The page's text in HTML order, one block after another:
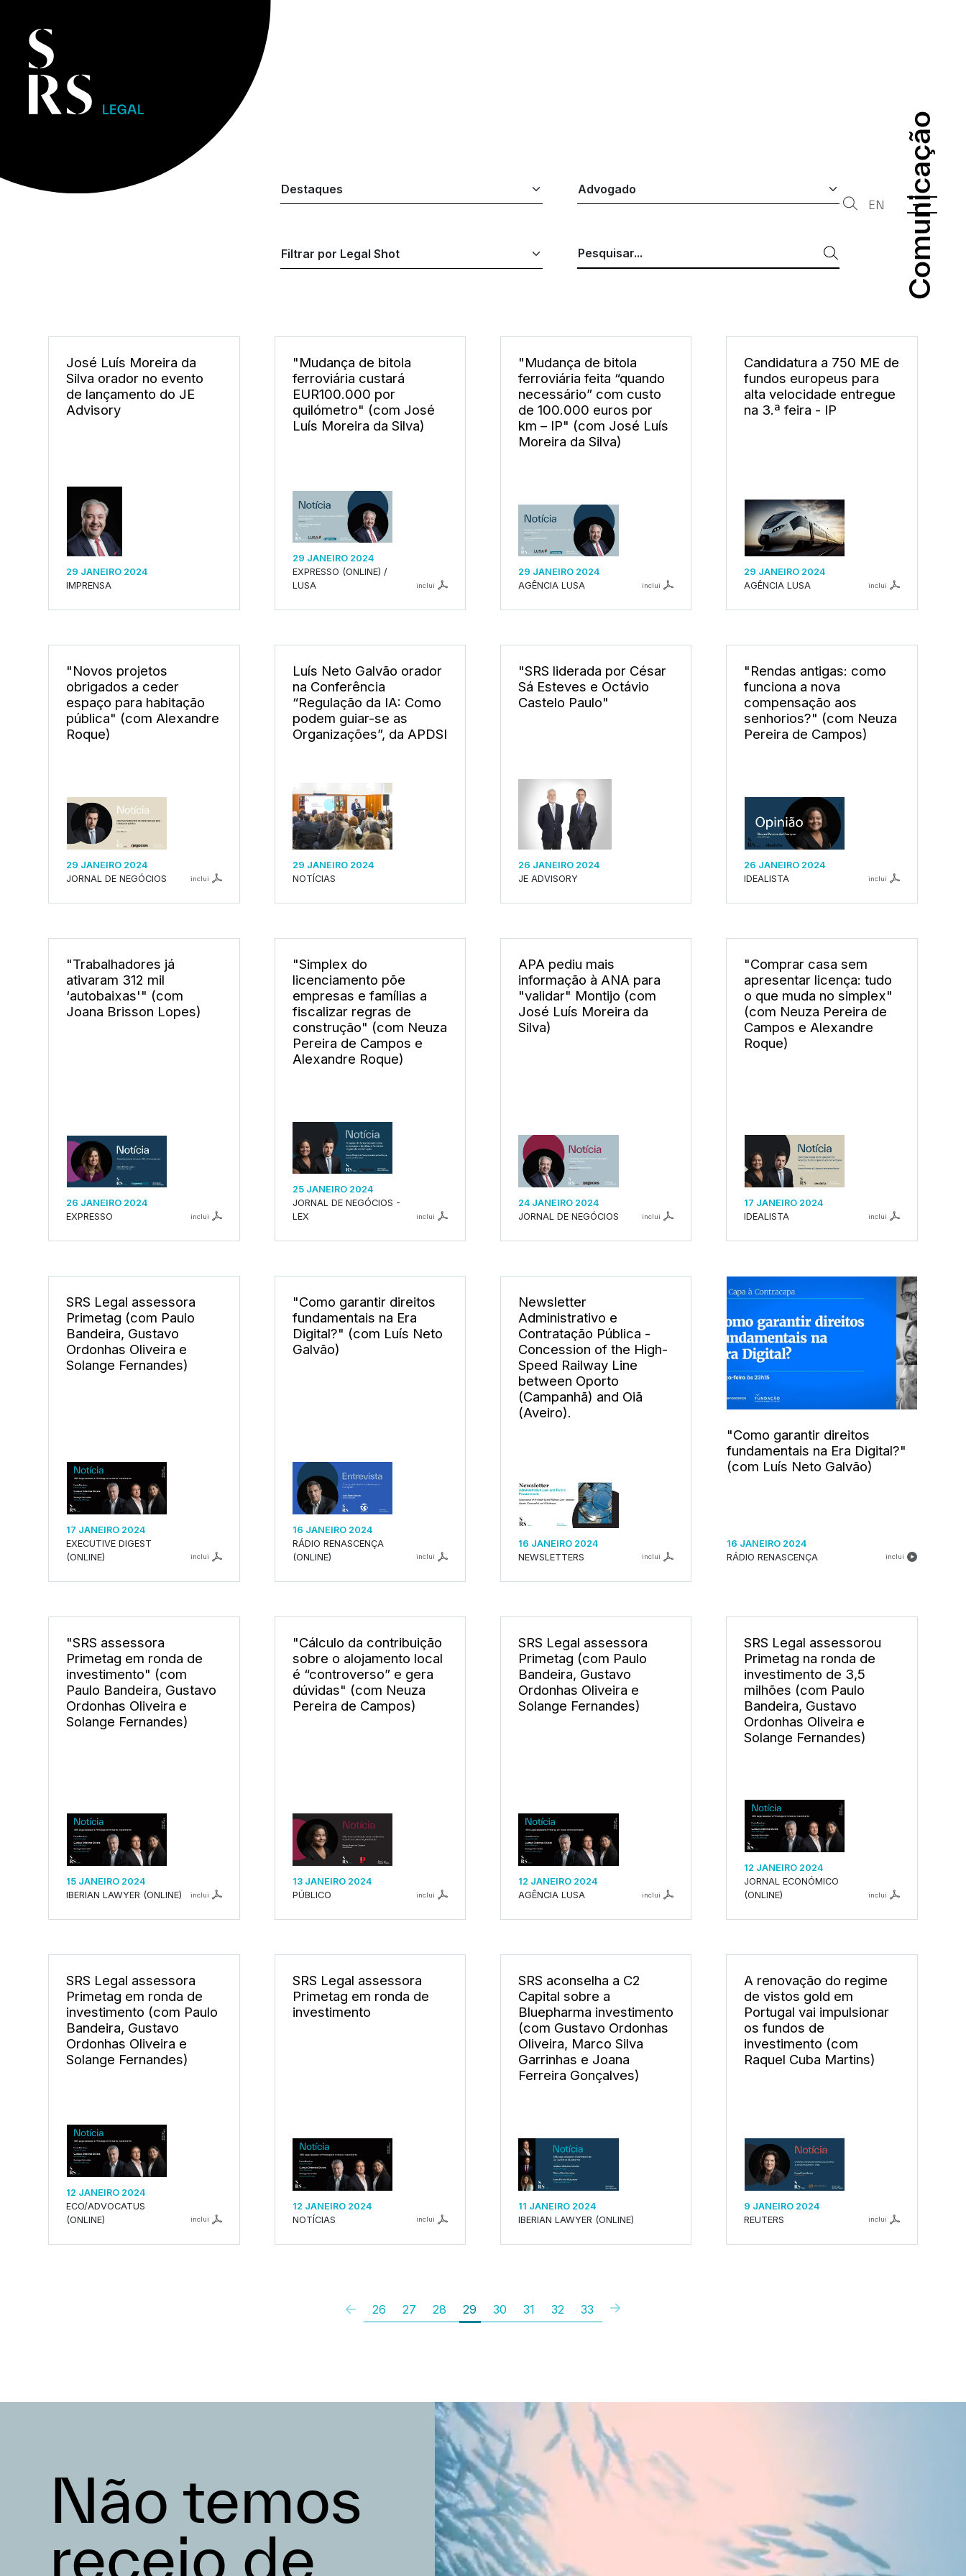
Comunicação
Comunicação
EN
José Luís Moreira da
Silva orador no evento
de lançamento do JE
Advisory
29 JANEIRO 2024
IMPRENSA
"Mudança de bitola
ferroviária custará
EUR100.000 por
quilómetro" (com José
Luís Moreira da Silva)
29 JANEIRO 2024
EXPRESSO (ONLINE) /
LUSA
inclui
"Mudança de bitola
ferroviária feita “quando
necessário” com custo
de 100.000 euros por
km – IP" (com José Luís
Moreira da Silva)
29 JANEIRO 2024
AGÊNCIA LUSA
inclui
Candidatura a 750 ME de
fundos europeus para
alta velocidade entregue
na 3.ª feira - IP
29 JANEIRO 2024
AGÊNCIA LUSA
inclui
"Novos projetos
obrigados a ceder
espaço para habitação
pública" (com Alexandre
Roque)
29 JANEIRO 2024
JORNAL DE NEGÓCIOS
inclui
Luís Neto Galvão orador
na Conferência
“Regulação da IA: Como
podem guiar-se as
Organizações”, da APDSI
29 JANEIRO 2024
NOTÍCIAS
"SRS liderada por César
Sá Esteves e Octávio
Castelo Paulo"
26 JANEIRO 2024
JE ADVISORY
"Rendas antigas: como
funciona a nova
compensação aos
senhorios?" (com Neuza
Pereira de Campos)
26 JANEIRO 2024
IDEALISTA
inclui
"Trabalhadores já
ativaram 312 mil
‘autobaixas'" (com
Joana Brisson Lopes)
26 JANEIRO 2024
EXPRESSO
inclui
"Simplex do
licenciamento põe
empresas e famílias a
fiscalizar regras de
construção" (com Neuza
Pereira de Campos e
Alexandre Roque)
25 JANEIRO 2024
JORNAL DE NEGÓCIOS -
LEX
inclui
APA pediu mais
informação à ANA para
"validar" Montijo (com
José Luís Moreira da
Silva)
24 JANEIRO 2024
JORNAL DE NEGÓCIOS
inclui
"Comprar casa sem
apresentar licença: tudo
o que muda no simplex"
(com Neuza Pereira de
Campos e Alexandre
Roque)
17 JANEIRO 2024
IDEALISTA
inclui
SRS Legal assessora
Primetag (com Paulo
Bandeira, Gustavo
Ordonhas Oliveira e
Solange Fernandes)
17 JANEIRO 2024
EXECUTIVE DIGEST
(ONLINE)
inclui
"Como garantir direitos
fundamentais na Era
Digital?" (com Luís Neto
Galvão)
16 JANEIRO 2024
RÁDIO RENASCENÇA
(ONLINE)
inclui
Newsletter
Administrativo e
Contratação Pública -
Concession of the High-
Speed Railway Line
between Oporto
(Campanhã) and Oiã
(Aveiro).
16 JANEIRO 2024
NEWSLETTERS
inclui
"Como garantir direitos
fundamentais na Era Digital?"
(com Luís Neto Galvão)
16 JANEIRO 2024
RÁDIO RENASCENÇA
inclui
"SRS assessora
Primetag em ronda de
investimento" (com
Paulo Bandeira, Gustavo
Ordonhas Oliveira e
Solange Fernandes)
15 JANEIRO 2024
IBERIAN LAWYER (ONLINE)
inclui
"Cálculo da contribuição
sobre o alojamento local
é “controverso” e gera
dúvidas" (com Neuza
Pereira de Campos)
13 JANEIRO 2024
PÚBLICO
inclui
SRS Legal assessora
Primetag (com Paulo
Bandeira, Gustavo
Ordonhas Oliveira e
Solange Fernandes)
12 JANEIRO 2024
AGÊNCIA LUSA
inclui
SRS Legal assessorou
Primetag na ronda de
investimento de 3,5
milhões (com Paulo
Bandeira, Gustavo
Ordonhas Oliveira e
Solange Fernandes)
12 JANEIRO 2024
JORNAL ECONÓMICO
(ONLINE)
inclui
SRS Legal assessora
Primetag em ronda de
investimento (com Paulo
Bandeira, Gustavo
Ordonhas Oliveira e
Solange Fernandes)
12 JANEIRO 2024
ECO/ADVOCATUS
(ONLINE)
inclui
SRS Legal assessora
Primetag em ronda de
investimento
12 JANEIRO 2024
NOTÍCIAS
inclui
SRS aconselha a C2
Capital sobre a
Bluepharma investimento
(com Gustavo Ordonhas
Oliveira, Marco Silva
Garrinhas e Joana
Ferreira Gonçalves)
11 JANEIRO 2024
IBERIAN LAWYER (ONLINE)
A renovação do regime
de vistos gold em
Portugal vai impulsionar
os fundos de
investimento (com
Raquel Cuba Martins)
9 JANEIRO 2024
REUTERS
inclui
26 27 28 29 30 31 32 33
Não temos
receio de